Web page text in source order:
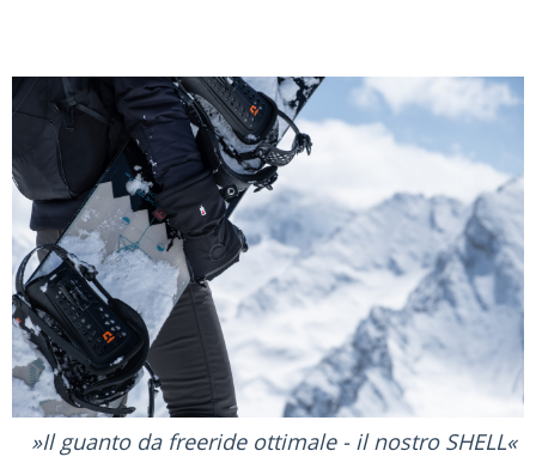
Il guanto da freeride ottimale - il nostro SHELL